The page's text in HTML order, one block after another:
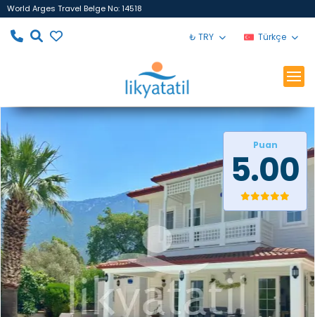
World Arges Travel Belge No: 14518
₺ TRY Türkçe
Puan
5.00